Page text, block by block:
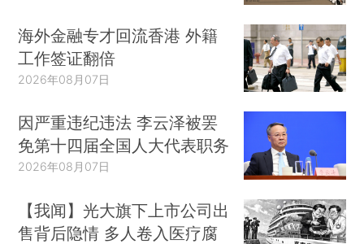
海外金融专才回流香港 外籍
工作签证翻倍
2026年08月07日
因严重违纪违法 李云泽被罢
免第十四届全国人大代表职务
2026年08月07日
【我闻】光大旗下上市公司出
售背后隐情 多人卷入医疗腐